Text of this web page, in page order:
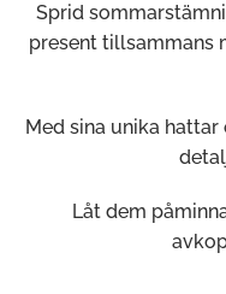
Sprid
present tillsammans
Med sina unika
Låt dem